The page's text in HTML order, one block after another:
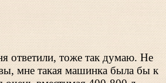
ответили, тоже так думаю. Не
мне такая машинка была бы к